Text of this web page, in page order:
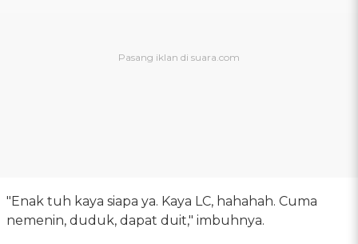
"Enak tuh kaya siapa ya. Kaya LC, hahahah. Cuma
nemenin, duduk, dapat duit," imbuhnya.